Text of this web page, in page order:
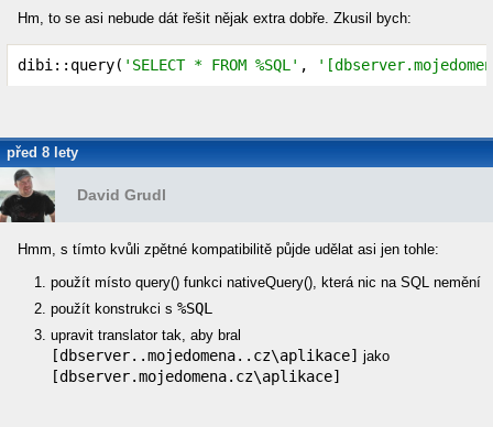
Hm, to se asi nebude dát řešit nějak extra dobře. Zkusil bych:
dibi::query( 'SELECT * FROM %SQL' ,
před 8 lety
David Grudl
Hmm, s tímto kvůli zpětné kompatibilitě půjde udělat asi jen tohle:
použít místo query() funkci nativeQuery(), která nic na SQL nemění
použít konstrukci s %SQL
upravit translator tak, aby bral
[dbserver..mojedomena..cz\aplikace] jako
[dbserver.mojedomena.cz\aplikace]